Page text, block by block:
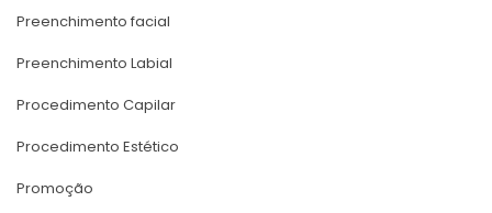
Preenchimento facial
Preenchimento Labial
Procedimento Capilar
Procedimento Estético
Promoção